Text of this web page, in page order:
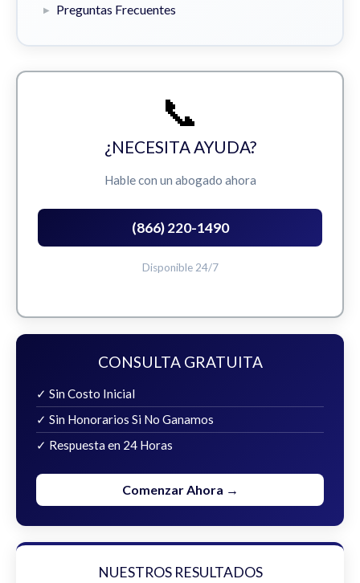
Preguntas Frecuentes
📞
¿NECESITA AYUDA?
Hable con un abogado ahora
(866) 220-1490
Disponible 24/7
CONSULTA GRATUITA
✓ Sin Costo Inicial
✓ Sin Honorarios Si No Ganamos
✓ Respuesta en 24 Horas
Comenzar Ahora →
NUESTROS RESULTADOS